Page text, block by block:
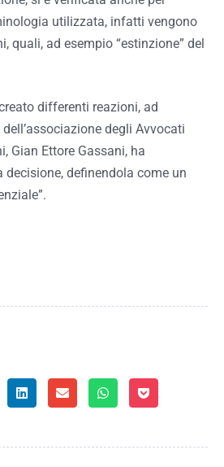
utilizzata, infatti vengono
quali, ad esempio “estinzione” del
differenti reazioni, ad
degli Avvocati
Gian Ettore Gassani, ha
definendola come un